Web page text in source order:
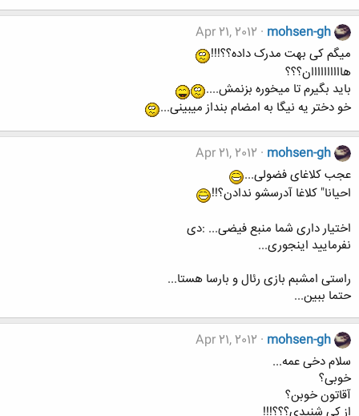
mohsen-gh
Apr 21, 2012
میگم کی بهت مدرک داده؟؟!!!
هاااااااااان؟؟؟
باید بگیرم تا میخوره بزنمش....
خو دختر یه نیگا به امضام بنداز میبینی...
mohsen-gh
Apr 21, 2012
عجب کلاغای فضولی...
احیانا" کلاغا آدرسشو ندادن؟!!
اختیار داری شما منبع فیضی... :دی
نفرمایید اینجوری...
راستی امشبم بازی رئال و بارسا هستا...
حتما ببین...
mohsen-gh
Apr 21, 2012
سلام دخی عمه...
خوبی؟
آقاتون خوبن؟